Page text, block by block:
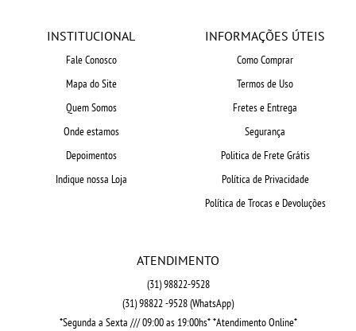
INSTITUCIONAL
Fale Conosco
Mapa do Site
Quem Somos
Onde estamos
Depoimentos
Indique nossa Loja
INFORMAÇÕES ÚTEIS
Como Comprar
Termos de Uso
Fretes e Entrega
Segurança
Politica de Frete Grátis
Política de Privacidade
Política de Trocas e Devoluções
ATENDIMENTO
(31)98822-9528
(31)98822 -9528(WhatsApp)
*Segunda a Sexta /// 09:00 as 19:00hs* *Atendimento Online*